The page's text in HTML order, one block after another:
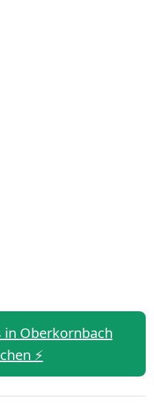
in Oberkornbach
⚡️